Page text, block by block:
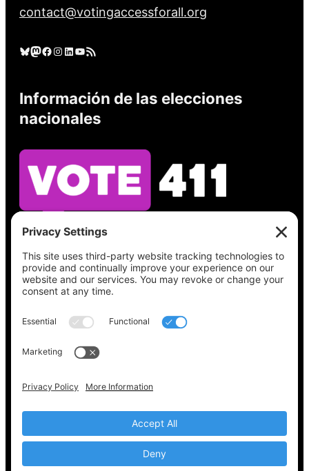
contact@votingaccessforall.org
Cielo azul Mastodonte Facebook Instagram LinkedIn YouTube Feed RSS
Información de las elecciones
nacionales
Vea lo que hay en su boleta, encuentre su
lugar de votación, verifique el estado de su
registro y obtenga toda la información
electoral que necesita enVote411.org.
Por favor no utilice:
Derechos de autor © 2022-2024 Coalición de
acceso al voto para todos